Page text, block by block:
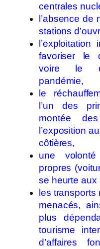
centrales
l’absence
stations
favoriser le
voire le
pandémie,
le
l’un des
montée
l’exposition
côtières,
une
propres
se heurte aux
les transports
menacés,
plus
tourisme
d’affaires